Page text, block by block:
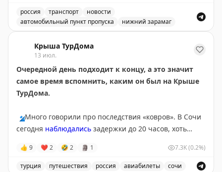
россия транспорт
новости
автомобильный пункт пропуска
нижний зарамаг
Крыша ТурДома
13 июл.
Очередной день подходит к концу, а это значит
самое время вспомнить, каким он был на Крыше
ТурДома.
🔹Много говорили про последствия «ковров». В Сочи
сегодня наблюдались задержки до 20 часов, хоть
Серьезные корректировки в графиках приводят к
тому, что пассажиры чащеоформляют страховки
на
👍 9 ❤ 2 🤣 2 🗿 1 7.3K(0.2%)
турция путешествия россия авиабилеты сочи